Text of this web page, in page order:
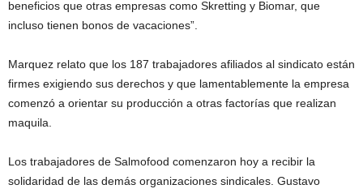
beneficios que otras empresas como Skretting y Biomar, que
incluso tienen bonos de vacaciones”.
Marquez relato que los 187 trabajadores afiliados al sindicato están
firmes exigiendo sus derechos y que lamentablemente la empresa
comenzó a orientar su producción a otras factorías que realizan
maquila.
Los trabajadores de Salmofood comenzaron hoy a recibir la
solidaridad de las demás organizaciones sindicales. Gustavo